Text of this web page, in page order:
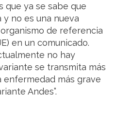
que ya se sabe que
y no es una nueva
de referencia
en un comunicado.
no hay
se transmita más
enfermedad más grave
Andes”.